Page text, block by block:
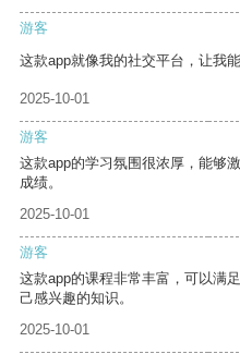
游客
这款app就像我的社交平台，让我
2025-10-01
游客
这款app的学习氛围很浓厚，能够
成绩。
2025-10-01
游客
这款app的课程非常丰富，可以满
己感兴趣的知识。
2025-10-01